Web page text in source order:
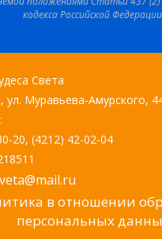
кодекса Российской
Света
ул. Муравьева-Амурского,
20, (4212) 42-02-04
в отношении
персональных